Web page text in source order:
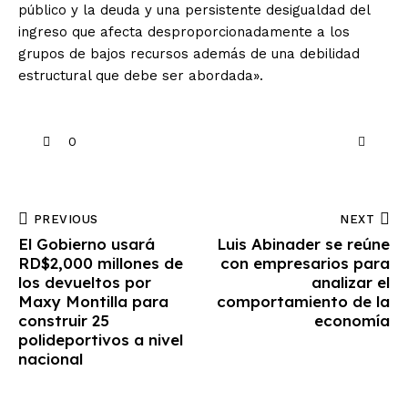
público y la deuda y una persistente desigualdad del
ingreso que afecta desproporcionadamente a los
grupos de bajos recursos además de una debilidad
estructural que debe ser abordada».
0
PREVIOUS
El Gobierno usará
RD$2,000 millones de
los devueltos por
Maxy Montilla para
construir 25
polideportivos a nivel
nacional
NEXT
Luis Abinader se reúne
con empresarios para
analizar el
comportamiento de la
economía